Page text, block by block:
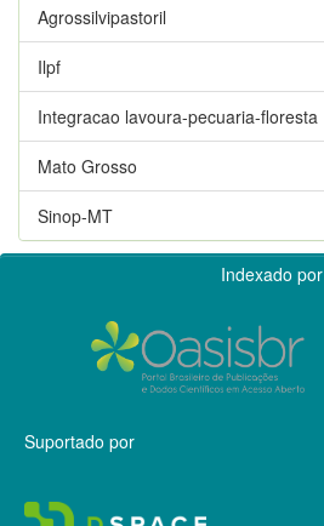
Agrossilvipastoril
Ilpf
Integracao lavoura-pecuaria-floresta
Mato Grosso
Sinop-MT
Indexado por
Suportado por